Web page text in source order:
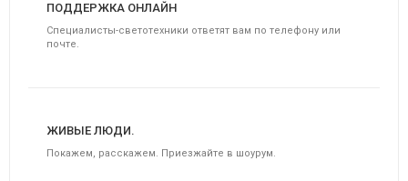
ПОДДЕРЖКА ОНЛАЙН
Специалисты-светотехники ответят вам по телефону или
почте.
ЖИВЫЕ ЛЮДИ.
Покажем, расскажем. Приезжайте в шоурум.